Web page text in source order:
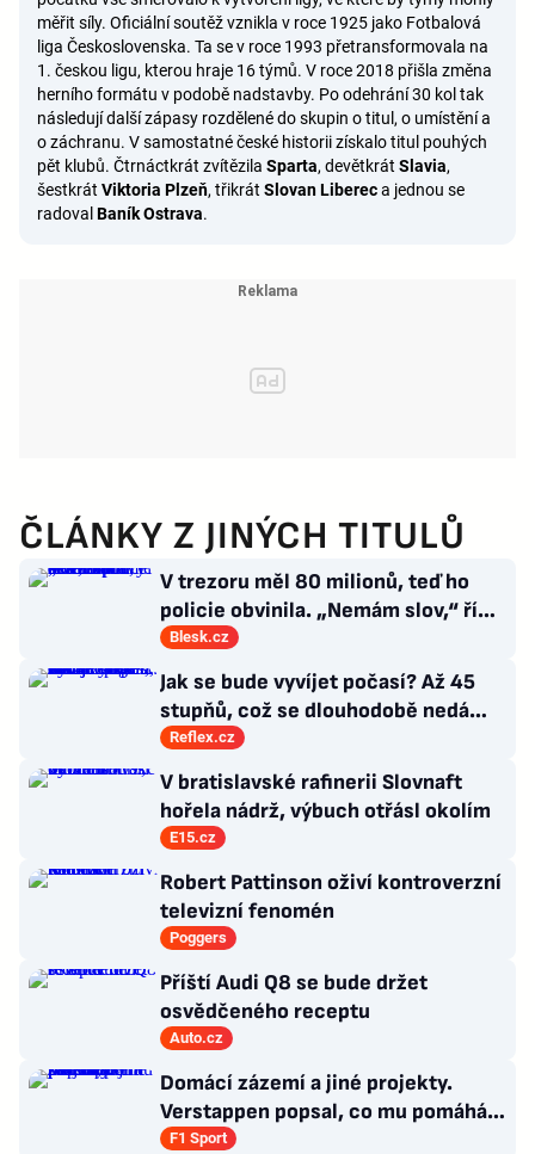
měřit síly. Oficiální soutěž vznikla v roce 1925 jako Fotbalová
liga Československa. Ta se v roce 1993 přetransformovala na
1. českou ligu, kterou hraje 16 týmů. V roce 2018 přišla změna
herního formátu v podobě nadstavby. Po odehrání 30 kol tak
následují další zápasy rozdělené do skupin o titul, o umístění a
o záchranu. V samostatné české historii získalo titul pouhých
pět klubů. Čtrnáctkrát zvítězila Sparta, devětkrát Slavia,
šestkrát Viktoria Plzeň, třikrát Slovan Libereca jednou se
radoval Baník Ostrava.
ČLÁNKY Z JINÝCH TITULŮ
V trezoru měl 80 milionů, teď ho
policie obvinila. „Nemám slov,“ říká
exšéf Správy železnic
Blesk.cz
Jak se bude vyvíjet počasí? Až 45
stupňů, což se dlouhodobě nedá
vydržet, varuje klimatolog Radim
Tolasz
Reflex.cz
V bratislavské rafinerii Slovnaft
hořela nádrž, výbuch otřásl okolím
E15.cz
Robert Pattinson oživí kontroverzní
televizní fenomén
Poggers
Příští Audi Q8 se bude držet
osvědčeného receptu
Auto.cz
Domácí zázemí a jiné projekty.
Verstappen popsal, co mu pomáhá
se soustředit na závodění
F1 Sport